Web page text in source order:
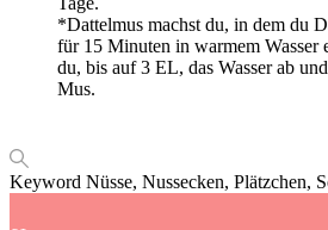
*Dattelmus machst du, in dem du
für 15 Minuten in warmem Wasser
du, bis auf 3 EL, das Wasser ab
Mus.
Keyword Nüsse, Nussecken, Plätzchen,